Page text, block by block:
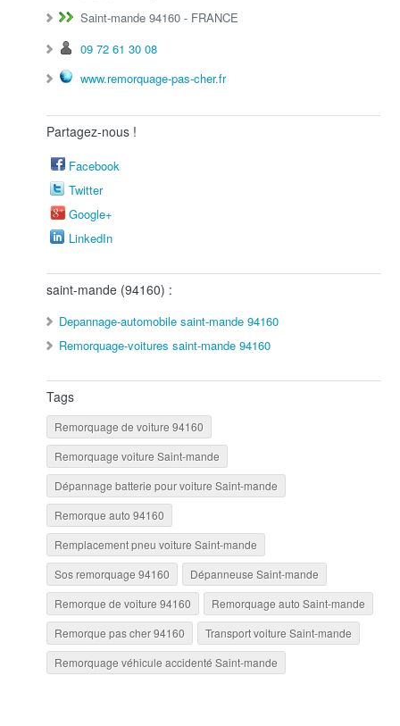
Saint-mande 94160 - FRANCE
09 72 61 30 08
www.remorquage-pas-cher.fr
Partagez-nous !
Facebook
Twitter
Google+
LinkedIn
saint-mande (94160) :
Depannage-automobile saint-mande 94160
Remorquage-voitures saint-mande 94160
Tags
Remorquage de voiture 94160
Remorquage voiture Saint-mande
Dépannage batterie pour voiture Saint-mande
Remorque auto 94160
Remplacement pneu voiture Saint-mande
Sos remorquage 94160
Dépanneuse Saint-mande
Remorque de voiture 94160
Remorquage auto Saint-mande
Remorque pas cher 94160
Transport voiture Saint-mande
Remorquage véhicule accidenté Saint-mande